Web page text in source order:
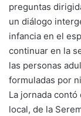
preguntas
un diálogo
infancia en el
continuar en la
las personas
formuladas por
La jornada
local, de la